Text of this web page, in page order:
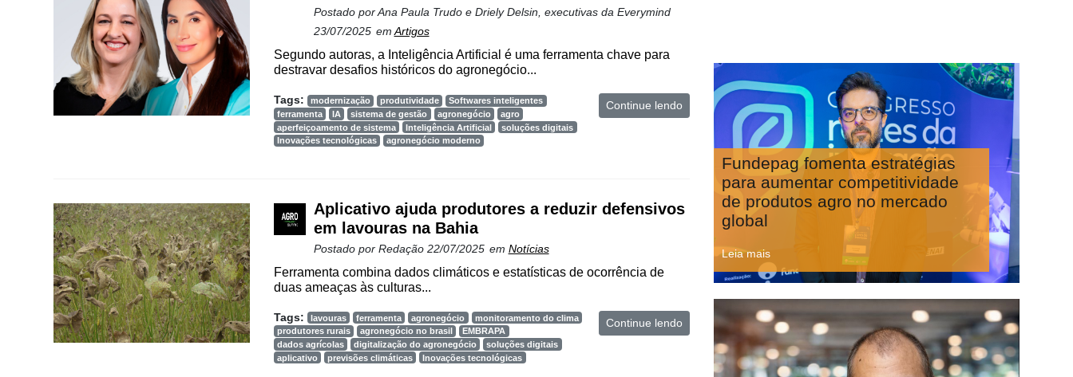
Postado porAna Paula Trudo e Driely Delsin, executivas da Everymind
23/07/2025 emArtigos
Segundo autoras, a Inteligência Artificial é uma ferramenta chave para
destravar desafios históricos do agronegócio...
Tags: modernização produtividade
Softwares inteligentes
ferramenta
IA sistema de gestão agronegócio
agro
aperfeiçoamento de sistema
Inteligência Artificial
soluções digitais
Inovações tecnológicas
agronegócio moderno
Continue lendo
Aplicativo ajuda produtores a reduzir defensivos
em lavouras na Bahia
Postado por Redação 22/07/2025 em Notícias
Ferramenta combina dados climáticos e estatísticas de ocorrência de
duas ameaças às culturas...
Tags: lavouras ferramenta agronegócio
monitoramento do clima
produtores rurais
agronegócio no brasil
EMBRAPA
dados agrícolas
digitalização do agronegócio
soluções digitais
aplicativo
previsões climáticas Inovações tecnológicas
Continue lendo
Fundepag fomenta estratégias
para aumentar competitividade
de produtos agro no mercado
global
Leia mais